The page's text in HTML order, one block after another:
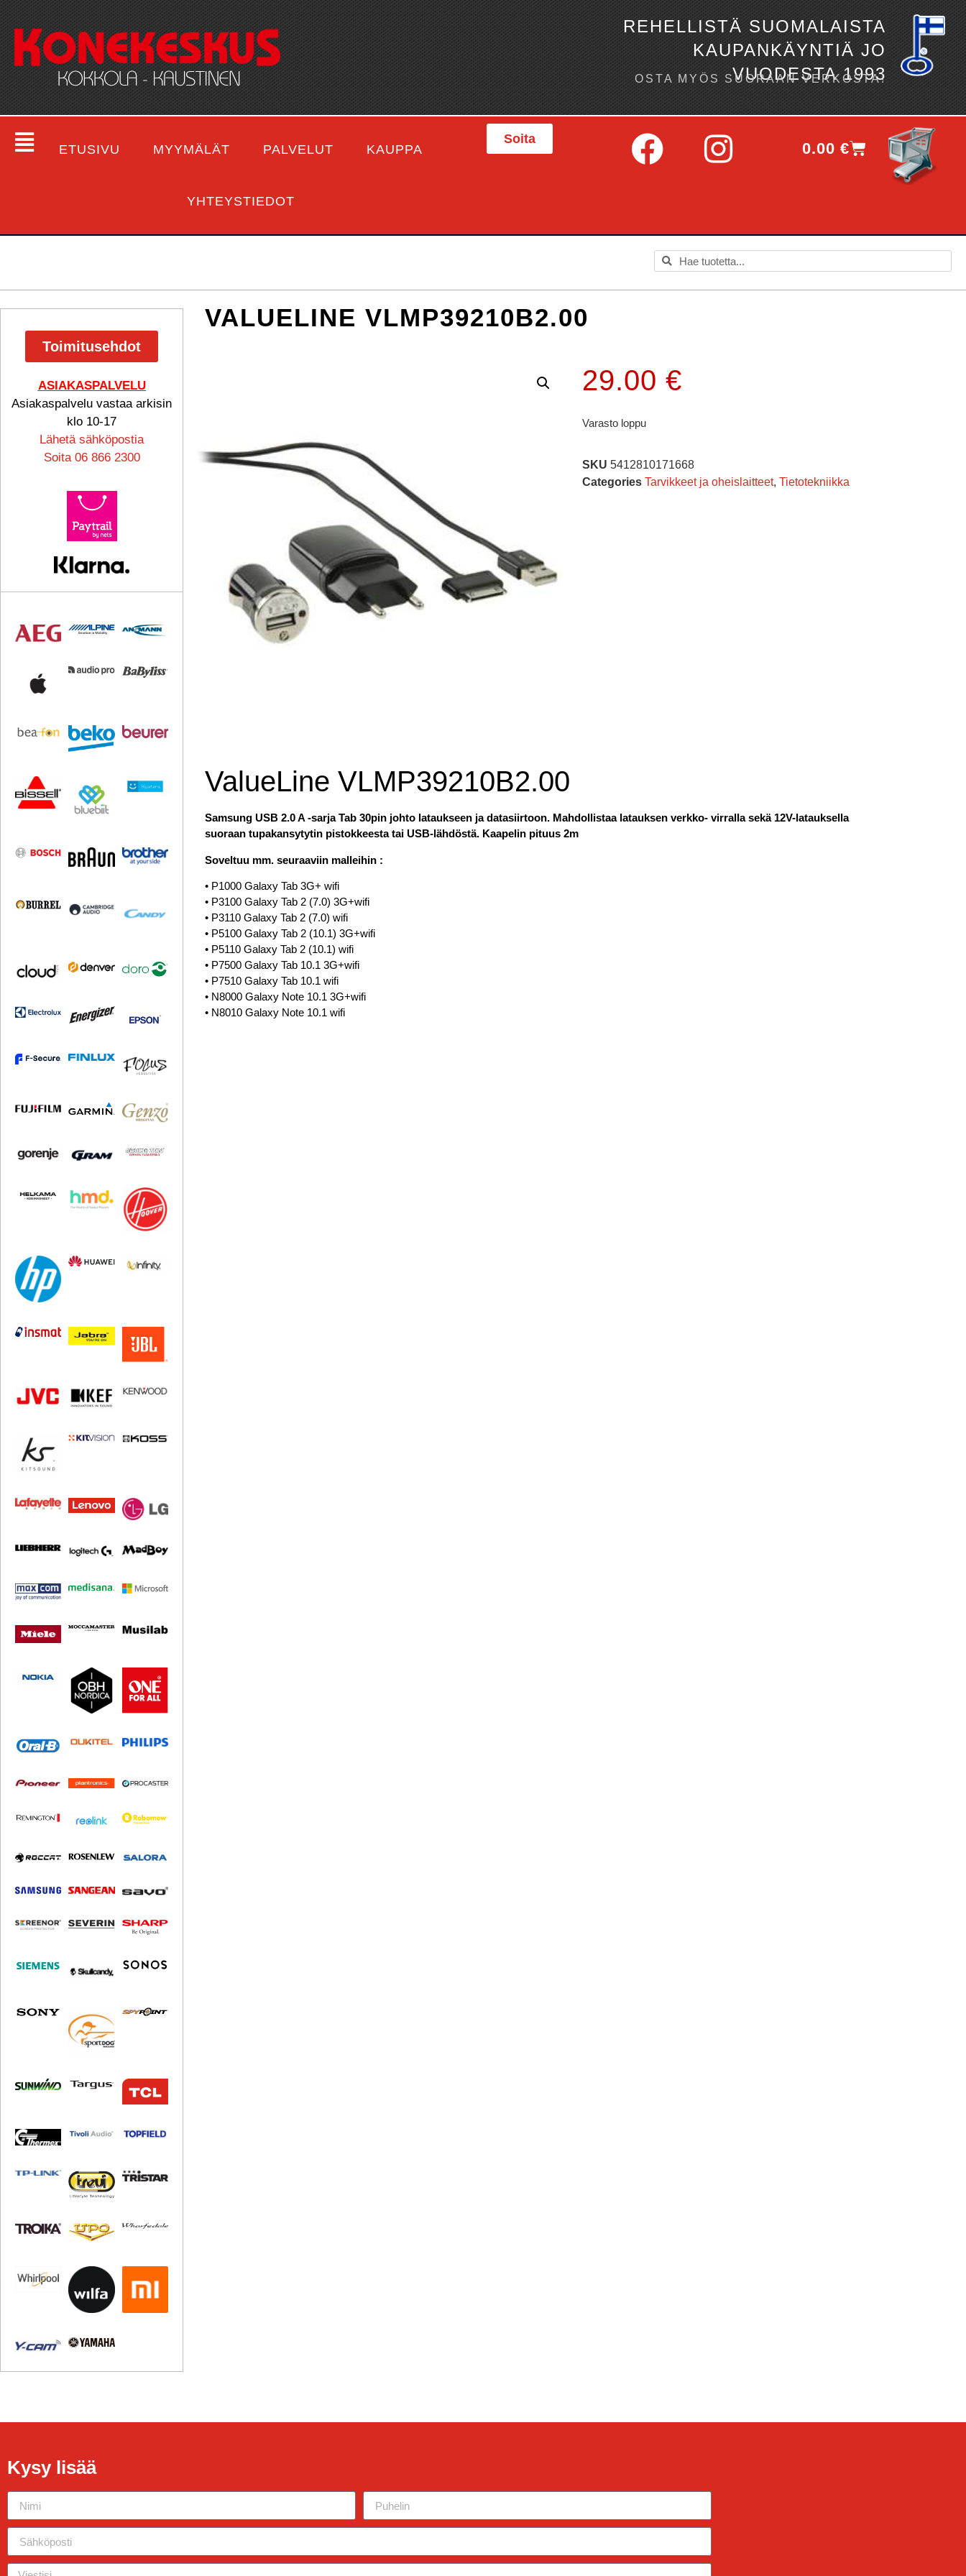
REHELLISTÄ SUOMALAISTA
KAUPANKÄYNTIÄ JO
VUODESTA 1993
OSTA MYÖS SUORAAN VERKOSTA!
ETUSIVU MYYMÄLÄT PALVELUT KAUPPA
YHTEYSTIEDOT
Soita
0.00€
Toimitusehdot
ASIAKASPALVELU
Asiakaspalvelu vastaa arkisin
klo 10-17
Lähetä sähköpostia
Soita 06 866 2300
VALUELINE VLMP39210B2.00
29.00 €
Varasto loppu
SKU 5412810171668
Categories Tarvikkeet ja oheislaitteet, Tietotekniikka
ValueLine VLMP39210B2.00
Samsung USB 2.0 A -sarja Tab 30pin johto lataukseen ja datasiirtoon. Mahdollistaa latauksen verkko- virralla sekä 12V-latauksella
suoraan tupakansytytin pistokkeesta tai USB-lähdöstä. Kaapelin pituus 2m
Soveltuu mm. seuraaviin malleihin :
• P1000 Galaxy Tab 3G+ wifi
• P3100 Galaxy Tab 2 (7.0) 3G+wifi
• P3110 Galaxy Tab 2 (7.0) wifi
• P5100 Galaxy Tab 2 (10.1) 3G+wifi
• P5110 Galaxy Tab 2 (10.1) wifi
• P7500 Galaxy Tab 10.1 3G+wifi
• P7510 Galaxy Tab 10.1 wifi
• N8000 Galaxy Note 10.1 3G+wifi
• N8010 Galaxy Note 10.1 wifi
Kysy lisää